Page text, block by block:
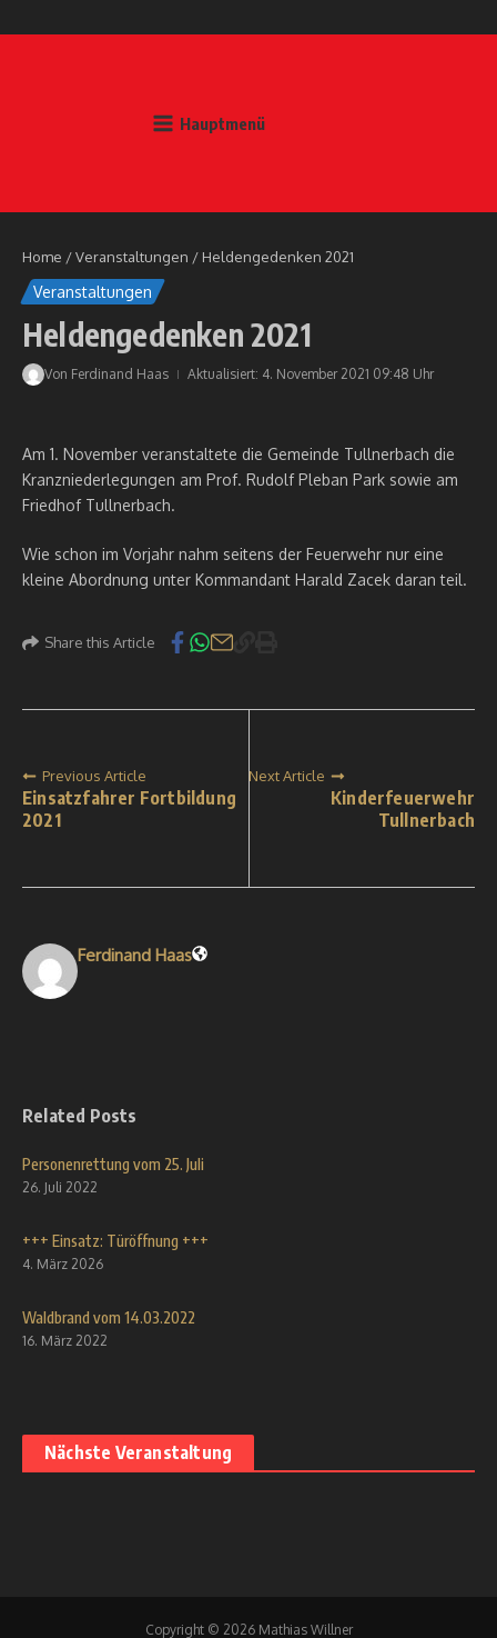
Hauptmenü
Home /Veranstaltungen / Heldengedenken 2021
Veranstaltungen
Heldengedenken 2021
Von Ferdinand Haas Aktualisiert: 4. November 2021 09:48 Uhr
Am 1. November veranstaltete die Gemeinde Tullnerbach die
Kranzniederlegungen am Prof. Rudolf Pleban Park sowie am
Friedhof Tullnerbach.
Wie schon im Vorjahr nahm seitens der Feuerwehr nur eine
kleine Abordnung unter Kommandant Harald Zacek daran teil.
Share this Article
Previous Article
Einsatzfahrer Fortbildung
2021
Next Article
Kinderfeuerwehr
Tullnerbach
Ferdinand Haas
Related Posts
Personenrettung vom 25. Juli
26. Juli 2022
+++ Einsatz: Türöffnung +++
4. März 2026
Waldbrand vom 14.03.2022
16. März 2022
Nächste Veranstaltung
Copyright © 2026 Mathias Willner